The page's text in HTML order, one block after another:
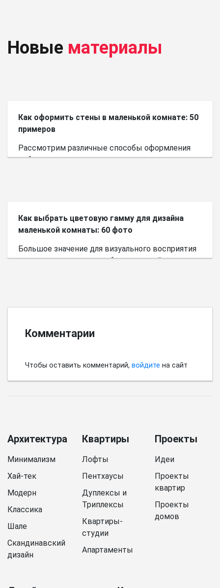
Новые материалы
Как оформить стены в маленькой комнате: 50
примеров
Рассмотрим различные способы оформления
небольшого пространства.
Как выбрать цветовую гамму для дизайна
маленькой комнаты: 60 фото
Большое значение для визуального восприятия
пространства имеет выбор цветовой палитры.
Комментарии
Чтобы оставить комментарий, войдите на сайт
Архитектура
Минимализм
Хай-тек
Модерн
Классика
Шале
Скандинавский
дизайн
Квартиры
Лофты
Пентхаусы
Дуплексы и
Триплексы
Квартиры-
студии
Апартаменты
Проекты
Идеи
Проекты
квартир
Проекты
домов